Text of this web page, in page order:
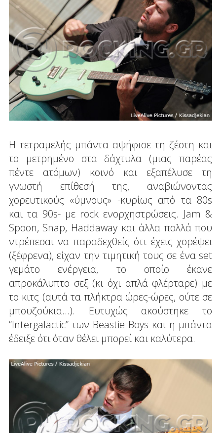
Η τετραμελής μπάντα αψήφισε τη ζέστη και
το μετρημένο στα δάχτυλα (μιας παρέας
πέντε ατόμων) κοινό και εξαπέλυσε τη
γνωστή επίθεσή της, αναβιώνοντας
χορευτικούς «ύμνους» -κυρίως από τα 80s
και τα 90s- με rock ενορχηστρώσεις. Jam &
Spoon, Snap, Haddaway και άλλα πολλά που
ντρέπεσαι να παραδεχθείς ότι έχεις χορέψει
(ξέφρενα), είχαν την τιμητική τους σε ένα set
γεμάτο ενέργεια, το οποίο έκανε
απροκάλυπτο σεξ (κι όχι απλά φλέρταρε) με
το κιτς (αυτά τα πλήκτρα ώρες-ώρες, ούτε σε
μπουζούκια...). Ευτυχώς ακούστηκε το
“Intergalactic” των Beastie Boys και η μπάντα
έδειξε ότι όταν θέλει μπορεί και καλύτερα.